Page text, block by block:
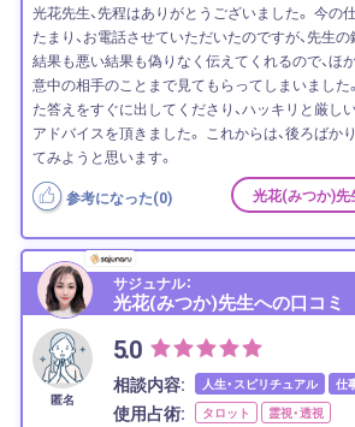
光花先生、先程はありがとうございました。 今の
たまり、お電話させていただいたのですが、先生
結果も悪い結果も偽りなく伝えてくれるので、ほ
意中の相手のことまで見てもらってしまいました
た答えをすぐに出してくださり、ハッキリと厳し
アドバイスを頂きました。 これからは、後ろばか
てみようと思います。
参考になった(0) 光花(みつか)
サジュナル：
光花(みつか)先生への口コミ
匿名
5.0
相談内容: 人生・スピリチュアル 仕
使用占術: タロット 霊視・透視